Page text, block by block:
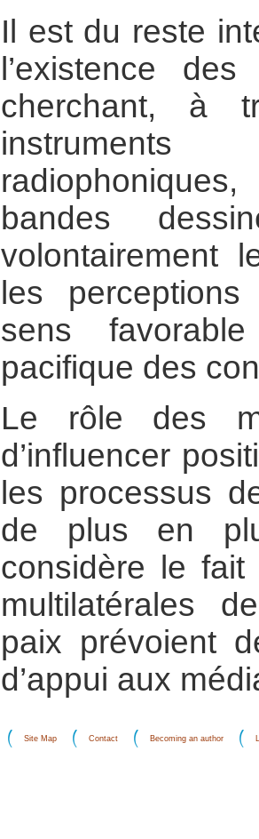
Il est du reste
l’existence
cherchant, à
bandes
volontairement
les
sens
pacifique des
Le rôle des
d’influencer
les processus
de plus en
considère le fait
multilatérales
paix prévoient
d’appui aux
Site Map Contact Becoming an author